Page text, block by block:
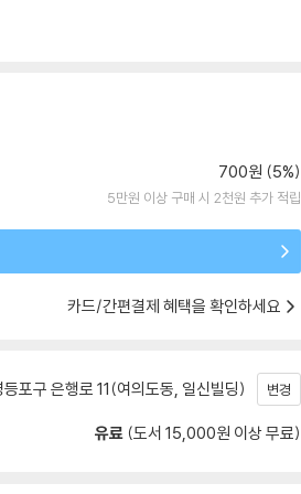
700원 (5%)
5만원 이상 구매 시 2천원 추가 적립
카드/간편결제 혜택을 확인하세요
포구 은행로 11(여의도동, 일신빌딩) 변경
유료 (도서 15,000원 이상 무료)